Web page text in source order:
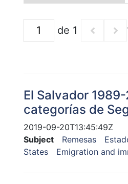
de 1
El Salvador
categorías de
2019-09-20T13:45:49Z
Subject
Remesas
States
Emigration and